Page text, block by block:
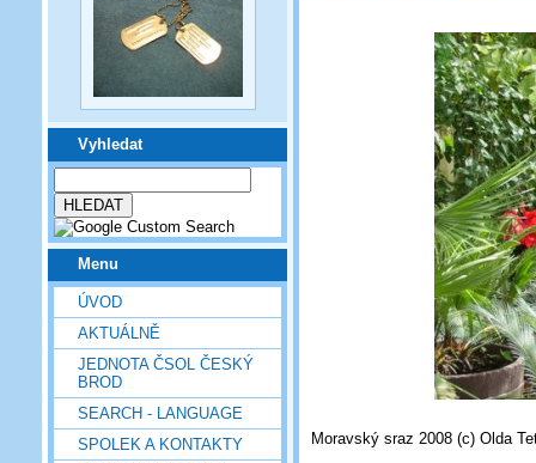
Vyhledat
Menu
ÚVOD
AKTUÁLNĚ
JEDNOTA ČSOL ČESKÝ
BROD
SEARCH - LANGUAGE
SPOLEK A KONTAKTY
Moravský sraz 2008 (c) Olda